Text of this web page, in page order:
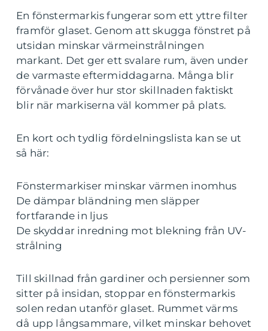
En fönstermarkis fungerar som ett yttre filter
framför glaset. Genom att skugga fönstret på
utsidan minskar värmeinstrålningen
markant. Det ger ett svalare rum, även under
de varmaste eftermiddagarna. Många blir
förvånade över hur stor skillnaden faktiskt
blir när markiserna väl kommer på plats.
En kort och tydlig fördelningslista kan se ut
så här:
Fönstermarkiser minskar värmen inomhus
De dämpar bländning men släpper
fortfarande in ljus
De skyddar inredning mot blekning från UV-
strålning
Till skillnad från gardiner och persienner som
sitter på insidan, stoppar en fönstermarkis
solen redan utanför glaset. Rummet värms
då upp långsammare, vilket minskar behovet